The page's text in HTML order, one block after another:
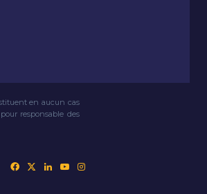
en aucun cas
responsable des
FacebookLinkedinYouTube